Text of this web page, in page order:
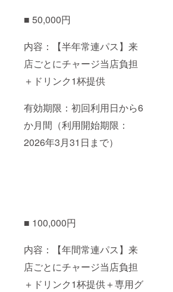
■ 50,000円
内容：【半年常連パス】来
店ごとにチャージ当店負担
＋ドリンク1杯提供
有効期限：初回利用日から6
か月間（利用開始期限：
2026年3月31日まで）
■ 100,000円
内容：【年間常連パス】来
店ごとにチャージ当店負担
＋ドリンク1杯提供＋専用グ